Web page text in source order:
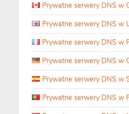
Prywatne serwery DNS w
Prywatne serwery DNS w
Prywatne serwery DNS w
Prywatne serwery DNS w
Prywatne serwery DNS w
Prywatne serwery DNS w